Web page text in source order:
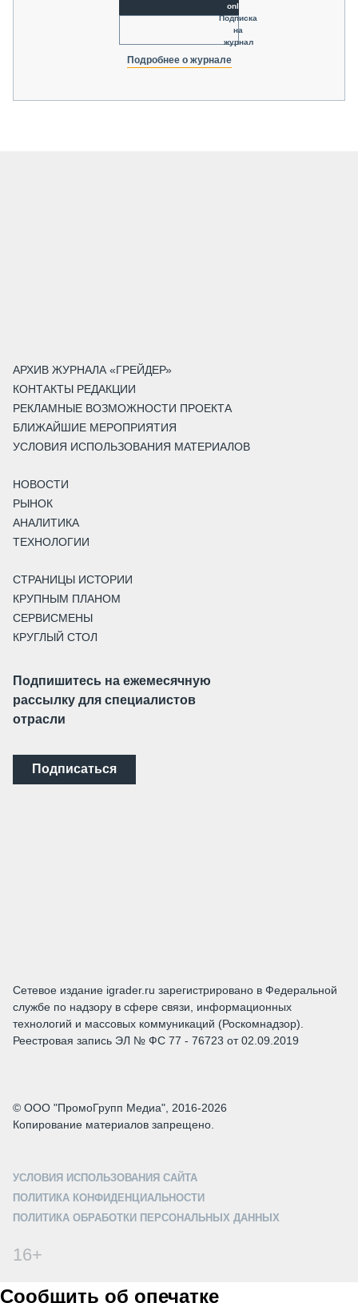
online
Подписка
на
журнал
Подробнее о журнале
АРХИВ ЖУРНАЛА «ГРЕЙДЕР»
КОНТАКТЫ РЕДАКЦИИ
РЕКЛАМНЫЕ ВОЗМОЖНОСТИ ПРОЕКТА
БЛИЖАЙШИЕ МЕРОПРИЯТИЯ
УСЛОВИЯ ИСПОЛЬЗОВАНИЯ МАТЕРИАЛОВ
НОВОСТИ
РЫНОК
АНАЛИТИКА
ТЕХНОЛОГИИ
СТРАНИЦЫ ИСТОРИИ
КРУПНЫМ ПЛАНОМ
СЕРВИСМЕНЫ
КРУГЛЫЙ СТОЛ
Подпишитесь на ежемесячную
рассылку для специалистов
отрасли
Подписаться
Сетевое издание igrader.ru зарегистрировано в Федеральной
службе по надзору в сфере связи, информационных
технологий и массовых коммуникаций (Роскомнадзор).
Реестровая запись ЭЛ № ФС 77 - 76723 от 02.09.2019
© ООО "ПромоГрупп Медиа", 2016-2026
Копирование материалов запрещено.
УСЛОВИЯ ИСПОЛЬЗОВАНИЯ САЙТА
ПОЛИТИКА КОНФИДЕНЦИАЛЬНОСТИ
ПОЛИТИКА ОБРАБОТКИ ПЕРСОНАЛЬНЫХ ДАННЫХ
16+
Сообщить об опечатке